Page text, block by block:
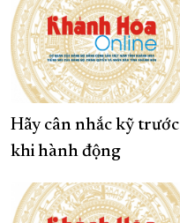
Hãy cân nhắc kỹ trước
khi hành động